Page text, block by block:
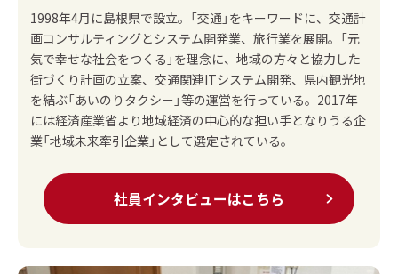
1998年4月に島根県で設立。「交通」をキーワードに、交通計
画コンサルティングとシステム開発業、旅行業を展開。「元
気で幸せな社会をつくる」を理念に、地域の方々と協力した
街づくり計画の立案、交通関連ITシステム開発、県内観光地
を結ぶ「あいのりタクシー」等の運営を行っている。2017年
には経済産業省より地域経済の中心的な担い手となりうる企
業「地域未来牽引企業」として選定されている。
社員インタビューはこちら